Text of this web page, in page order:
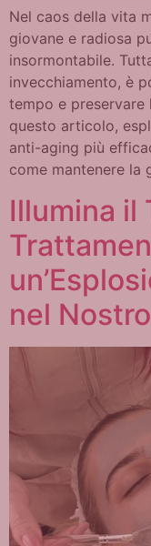
Nel caos della vita
giovane e radiosa
insormontabile.
invecchiamento, è
tempo e preservare
questo articolo,
anti-aging più
come mantenere la
Illumina il
nel